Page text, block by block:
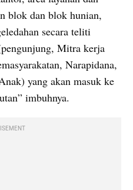
blok dan blok hunian,
secara teliti
Mitra kerja
Narapidana,
yang akan masuk ke
imbuhnya.